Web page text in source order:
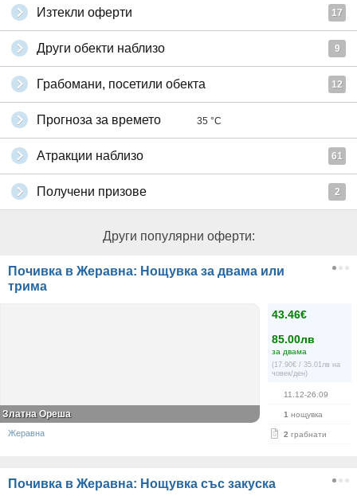
Изтекли оферти 17
Други обекти наблизо 9
Грабомани, посетили обекта 12
Прогноза за времето 35 °C
Атракции наблизо 61
Получени призове 2
Други популярни оферти:
Почивка в Жеравна: Нощувка за двама или
трима
43.46€
85.00лв
за двама
(17.90€ / 35.01лв на
човек/ден)
11.12-26.09
1 нощувка
2 грабнати
Златна Ореша
Жеравна
Почивка в Жеравна: Нощувка със закуска